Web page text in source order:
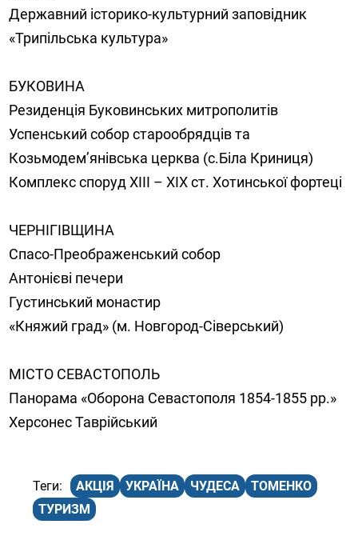
Державний історико-культурний заповідник
«Трипільська культура»
БУКОВИНА
Резиденція Буковинських митрополитів
Успенський собор старообрядців та
Козьмодем’янівська церква (с.Біла Криниця)
Комплекс споруд ХІІІ – ХІХ ст. Хотинської фортеці
ЧЕРНІГІВЩИНА
Спасо-Преображенський собор
Антонієві печери
Густинський монастир
«Княжий град» (м. Новгород-Сіверський)
МІСТО СЕВАСТОПОЛЬ
Панорама «Оборона Севастополя 1854-1855 рр.»
Херсонес Таврійський
АКЦІЯ УКРАЇНА ЧУДЕСА
ТОМЕНКО
ТУРИЗМ